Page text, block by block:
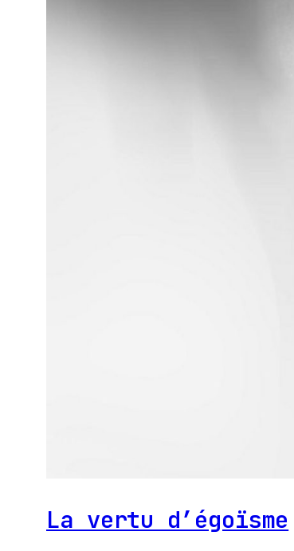
La vertu d’égoïsme